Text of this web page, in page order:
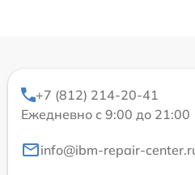
+7 (812) 214-20-41
Ежедневно с 9:00 до 21:00
info@ibm-repair-